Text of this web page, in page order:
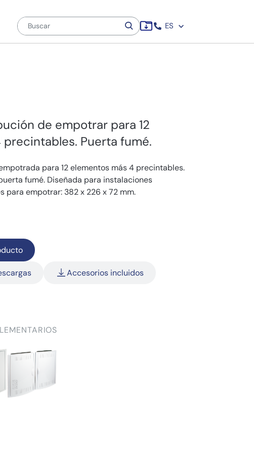
ES
de empotrar para 12
precintables. Puerta fumé.
para 12 elementos más 4 precintables.
fumé. Diseñada para instalaciones
para empotrar: 382 x 226 x 72 mm.
Accesorios incluidos